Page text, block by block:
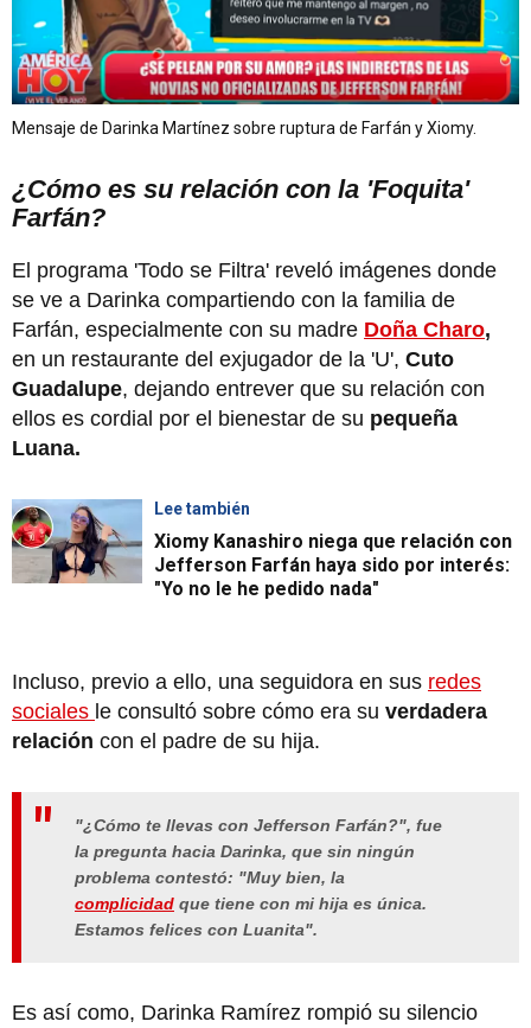
Mensaje de Darinka Martínez sobre ruptura de Farfán y Xiomy.
¿Cómo es su relación con la 'Foquita'
Farfán?
El programa 'Todo se Filtra' reveló imágenes donde
se ve a Darinka compartiendo con la familia de
Farfán, especialmente con su madre Doña Charo,
en un restaurante del exjugador de la 'U', Cuto
Guadalupe, dejando entrever que su relación con
ellos es cordial por el bienestar de su pequeña
Luana.
Lee también
Xiomy Kanashiro niega que relación con
Jefferson Farfán haya sido por interés:
"Yo no le he pedido nada"
Incluso, previo a ello, una seguidora en sus redes
sociales le consultó sobre cómo era su verdadera
relación con el padre de su hija.
"¿Cómo te llevas con Jefferson Farfán?", fue
la pregunta hacia Darinka, que sin ningún
problema contestó: "Muy bien, la
complicidad que tiene con mi hija es única.
Estamos felices con Luanita".
Es así como, Darinka Ramírez rompió su silencio